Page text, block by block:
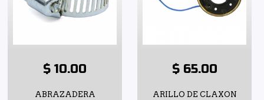
$ 10.00
ABRAZADERA
$ 65.00
ARILLO DE CLAXON